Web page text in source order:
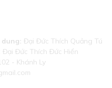
Đại Đức Thích Quảng Tú
Đại Đức Thích Đức Hiển
- Khánh Ly